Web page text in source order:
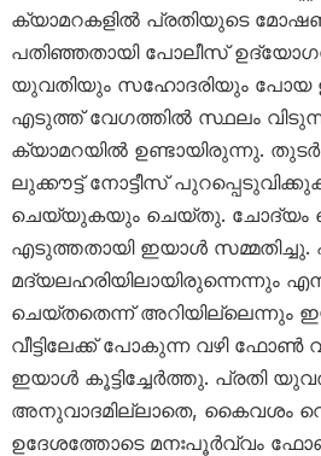
ക്യാമറകളിൽ പ്രതിയുടെ
പതിഞ്ഞതായി പോലീസ്
യുവതിയും സഹോദരിയും പോയ
എടുത്ത് വേഗത്തിൽ സ്ഥലം
ക്യാമറയിൽ ഉണ്ടായിരുന്നു.
ലുക്കൗട്ട് നോട്ടീസ്
ചെയ്യുകയും ചെയ്തു. ചോദ്യം
എടുത്തതായി ഇയാൾ സമ്മതിച്ചു.
മദ്യലഹരിയിലായിരുന്നെന്നും
ചെയ്തതെന്ന് അറിയില്ലെന്നും
വീട്ടിലേക്ക് പോകുന്ന വഴി ഫോൺ
ഇയാൾ കൂട്ടിച്ചേർത്തു. പ്രതി
അനുവാദമില്ലാതെ, കൈവശം
ഉദേശത്തോടെ മനഃപൂർവ്വം ഫോൺ